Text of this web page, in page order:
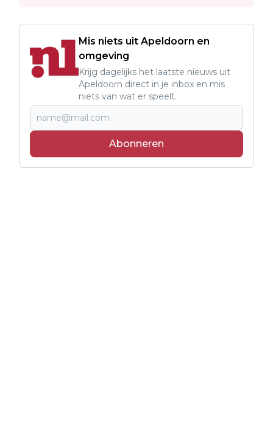
Mis niets uit Apeldoorn en
omgeving
Krijg dagelijks het laatste nieuws uit
Apeldoorn direct in je inbox en mis
niets van wat er speelt.
Abonneren